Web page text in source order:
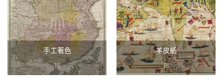
手工著色
18
羊皮紙
18